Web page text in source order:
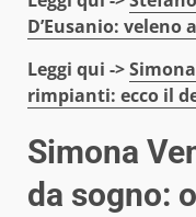
D’Eusanio: veleno
Leggi qui ->
rimpianti: ecco il
Simona
da sogno: